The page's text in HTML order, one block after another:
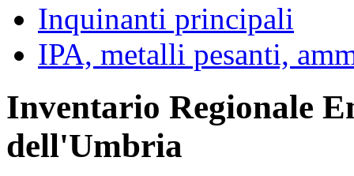
Inquinanti principali
IPA, metalli pesanti,
Inventario Regionale
dell'Umbria